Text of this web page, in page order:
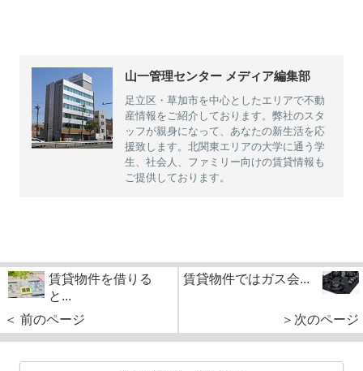
山一管理センター メディア編集部
足立区・草加市を中心としたエリアで不動
産情報をご紹介しております。弊社のスタ
ッフが親身になって、あなたの新生活を応
援致します。北関東エリアの大学に通う学
生、社会人、ファミリー向けの賃貸情報も
ご提供しております。
賃貸物件を借りる
と...
＜ 前のページ
賃貸物件ではガス会...
＞次のページ